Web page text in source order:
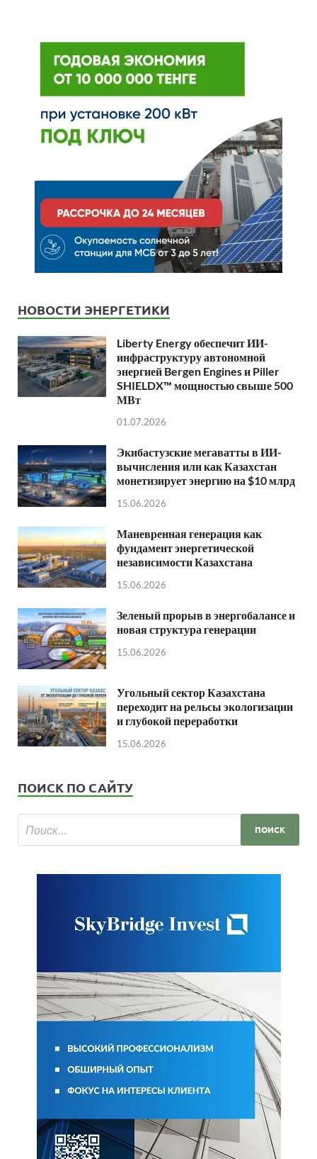
НОВОСТИ ЭНЕРГЕТИКИ
Liberty Energy обеспечит ИИ-
инфраструктуру автономной
энергией Bergen Engines и Piller
SHIELDX™ мощностью свыше 500
МВт
01.07.2026
Экибастузские мегаватты в ИИ-
вычисления или как Казахстан
монетизирует энергию на $10 млрд
15.06.2026
Маневренная генерация как
фундамент энергетической
независимости Казахстана
15.06.2026
Зеленый прорыв в энергобалансе и
новая структура генерации
15.06.2026
Угольный сектор Казахстана
переходит на рельсы экологизации
и глубокой переработки
15.06.2026
ПОИСК ПО САЙТУ